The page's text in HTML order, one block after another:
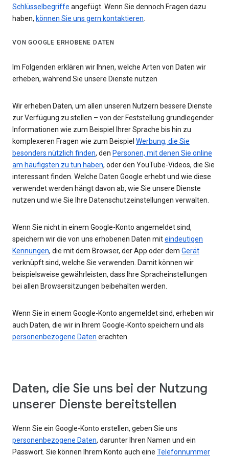
Schlüsselbegriffe angefügt. Wenn Sie dennoch Fragen dazu
haben, können Sie uns gern kontaktieren.
VON GOOGLE ERHOBENE DATEN
Im Folgenden erklären wir Ihnen, welche Arten von Daten wir
erheben, während Sie unsere Dienste nutzen
Wir erheben Daten, um allen unseren Nutzern bessere Dienste
zur Verfügung zu stellen – von der Feststellung grundlegender
Informationen wie zum Beispiel Ihrer Sprache bis hin zu
komplexeren Fragen wie zum Beispiel Werbung, die Sie
besonders nützlich finden, den Personen, mit denen Sie online
am häufigsten zu tun haben, oder den YouTube-Videos, die Sie
interessant finden. Welche Daten Google erhebt und wie diese
verwendet werden hängt davon ab, wie Sie unsere Dienste
nutzen und wie Sie Ihre Datenschutzeinstellungen verwalten.
Wenn Sie nicht in einem Google-Konto angemeldet sind,
speichern wir die von uns erhobenen Daten miteindeutigen
Kennungen, die mit dem Browser, der App oder dem Gerät
verknüpft sind, welche Sie verwenden. Damit können wir
beispielsweise gewährleisten, dass Ihre Spracheinstellungen
bei allen Browsersitzungen beibehalten werden.
Wenn Sie in einem Google-Konto angemeldet sind, erheben wir
auch Daten, die wir in Ihrem Google-Konto speichern und als
personenbezogene Daten erachten.
Daten, die Sie uns bei der Nutzung
unserer Dienste bereitstellen
Wenn Sie ein Google-Konto erstellen, geben Sie uns
personenbezogene Daten, darunter Ihren Namen und ein
Passwort. Sie können Ihrem Konto auch eine Telefonnummer